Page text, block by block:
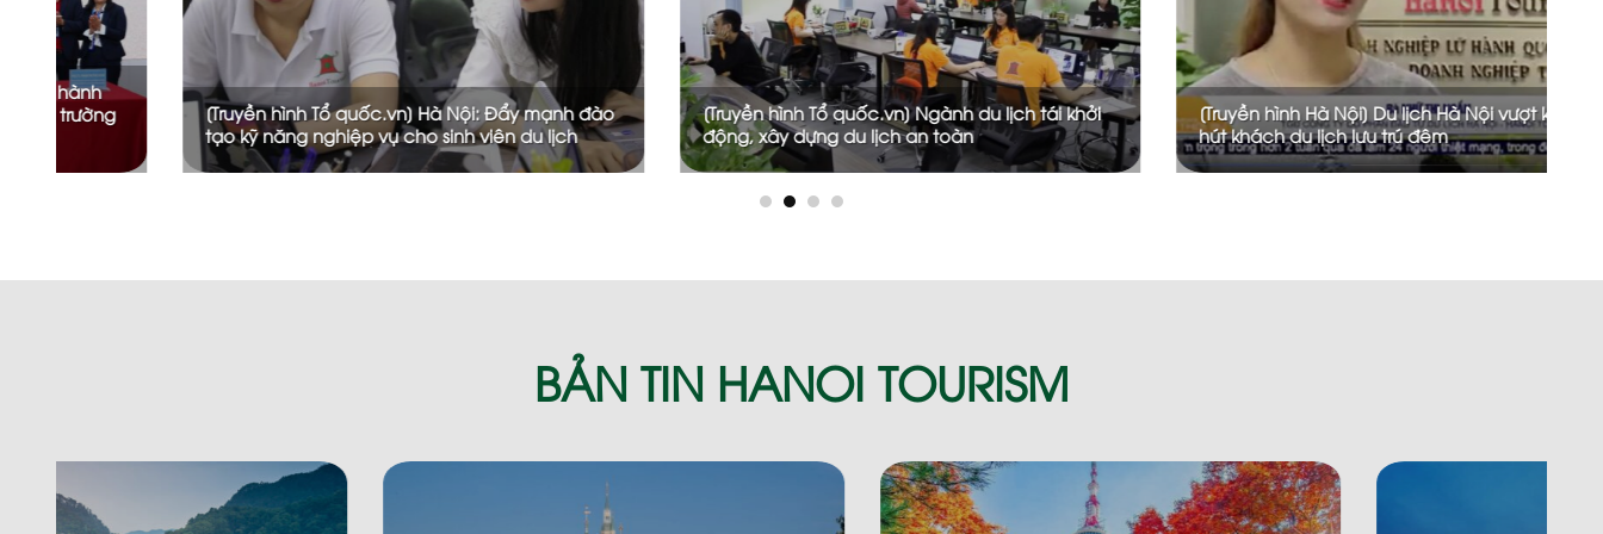
khó thu
[Truyền hình VTV 1] Hanoi Tourism – Khẳng định
thương hiệu bằng sự khác biệt
[Truyền hình VTV 3] Ảnh hưởng của Covid-19 tới
du lịch
[Truyền hình Quốc Hội] Cần một chính sách
nhất quán khi du lịch khởi động lại
BẢN TIN HANOI TOURISM